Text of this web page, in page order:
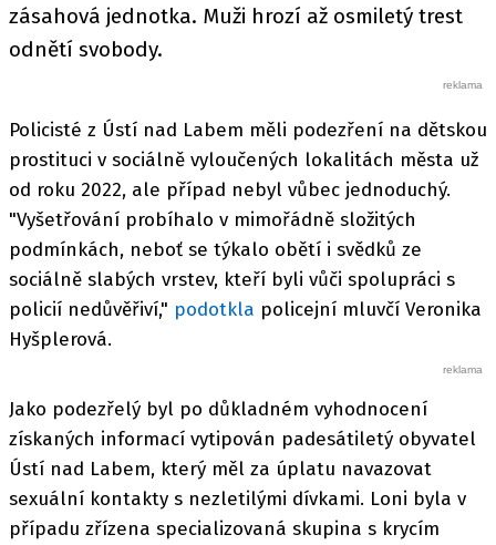
zásahová jednotka. Muži hrozí až osmiletý trest
odnětí svobody.
Policisté z Ústí nad Labem měli podezření na dětskou
prostituci v sociálně vyloučených lokalitách města už
od roku 2022, ale případ nebyl vůbec jednoduchý.
"Vyšetřování probíhalo v mimořádně složitých
podmínkách, neboť se týkalo obětí i svědků ze
sociálně slabých vrstev, kteří byli vůči spolupráci s
policií nedůvěřiví," podotkla policejní mluvčí Veronika
Hyšplerová.
Jako podezřelý byl po důkladném vyhodnocení
získaných informací vytipován padesátiletý obyvatel
Ústí nad Labem, který měl za úplatu navazovat
sexuální kontakty s nezletilými dívkami. Loni byla v
případu zřízena specializovaná skupina s krycím